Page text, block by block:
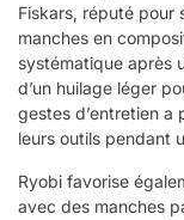
Fiskars, réputé pour
manches en
systématique après
d’un huilage léger
gestes d’entretien a
leurs outils pendant
Ryobi favorise
avec des manches